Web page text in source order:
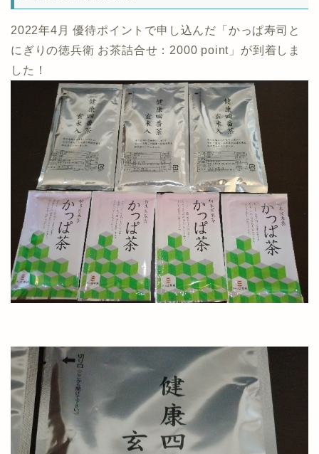
2022年4月 優待ポイントで申し込んだ「かっぱ寿司と
にぎりの徳兵衛 お茶詰合せ：2000 point」が到着しま
した！